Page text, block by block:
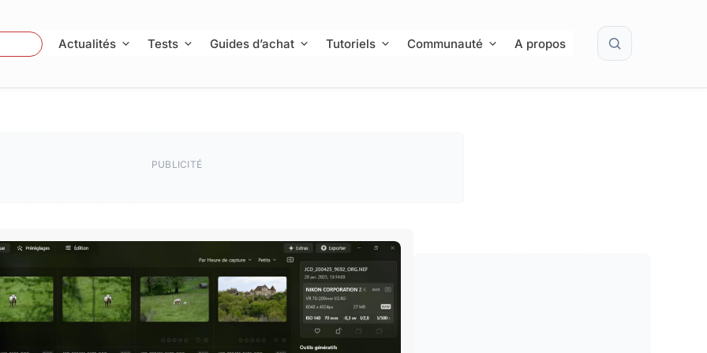
Actualités Tests Guides d’achat Tutoriels Communauté A propos Rechercher
PUBLICITÉ